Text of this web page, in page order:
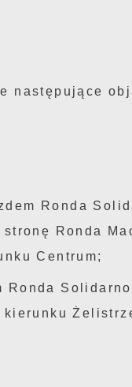
następujące
Ronda
Ronda
Centrum;
Ronda